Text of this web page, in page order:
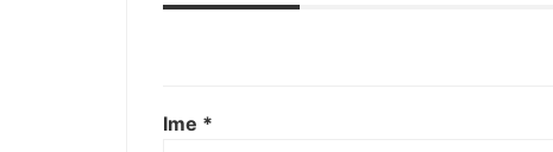
Ime *